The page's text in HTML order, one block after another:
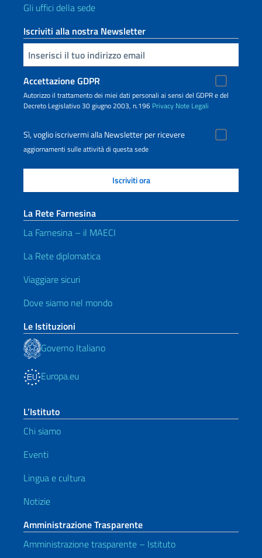
Gli uffici della sede
Iscriviti alla nostra Newsletter
Inserisci la tua email
Accettazione GDPR
Autorizzo il trattamento dei miei dati personali ai sensi del GDPR e del
Decreto Legislativo 30 giugno 2003, n.196 Privacy Note Legali
Sì, voglio iscrivermi alla Newsletter per ricevere
aggiornamenti sulle attività di questa sede
La Rete Farnesina
La Farnesina – il MAECI
La Rete diplomatica
Viaggiare sicuri
Dove siamo nel mondo
Le Istituzioni
Governo Italiano
Europa.eu
L’Istituto
Chi siamo
Eventi
Lingua e cultura
Notizie
Amministrazione Trasparente
Amministrazione trasparente – Istituto